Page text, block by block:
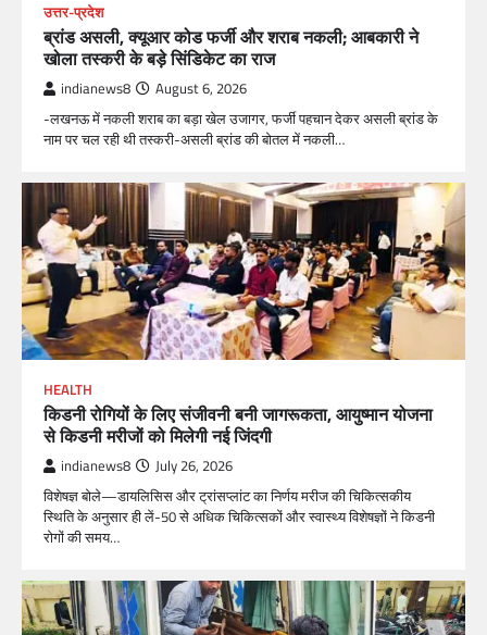
उत्तर-प्रदेश
ब्रांड असली, क्यूआर कोड फर्जी और शराब नकली; आबकारी ने
खोला तस्करी के बड़े सिंडिकेट का राज
indianews8 August 6, 2026
-लखनऊ में नकली शराब का बड़ा खेल उजागर, फर्जी पहचान देकर असली ब्रांड के
नाम पर चल रही थी तस्करी-असली ब्रांड की बोतल में नकली…
HEALTH
किडनी रोगियों के लिए संजीवनी बनी जागरूकता, आयुष्मान योजना
से किडनी मरीजों को मिलेगी नई जिंदगी
indianews8 July 26, 2026
विशेषज्ञ बोले—डायलिसिस और ट्रांसप्लांट का निर्णय मरीज की चिकित्सकीय
स्थिति के अनुसार ही लें-50 से अधिक चिकित्सकों और स्वास्थ्य विशेषज्ञों ने किडनी
रोगों की समय…